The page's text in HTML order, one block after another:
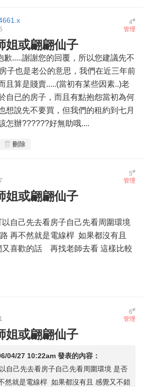
4#
管理
姐或翩翩仙子
歉.....謝謝您的回覆，所以您建議先不
子也是老公的意思，我們在近三年前
且算是賤賣.....(當初有某些因素..)老
自已的房子，而且有點抱怨當初為何
想說先不要買，但我們的租約到七月
怎辦??????好無助哦....
刪除
5#
管理
姐或翩翩仙子
自己先去看房子自己先看周圍環境
再不然就是電線桿 如果都沒有且
又喜歡的話 再找老師去看 這樣比較
6#
管理
姐或翩翩仙子
04/27 10:22am 發表的內容：
己先去看房子自己先看周圍環境 是否
然就是電線桿 如果都沒有且 感覺又不錯